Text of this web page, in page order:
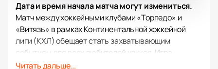
Дата и время начала матча могут измениться.
Матч между хоккейными клубами «Торпедо» и
«Витязь» в рамках Континентальной хоккейной
лиги (КХЛ) обещает стать захватывающим
событием для всех любителей хоккея. Игра
пройдет в культурно-развлекательном комплексе
Читать дальше...